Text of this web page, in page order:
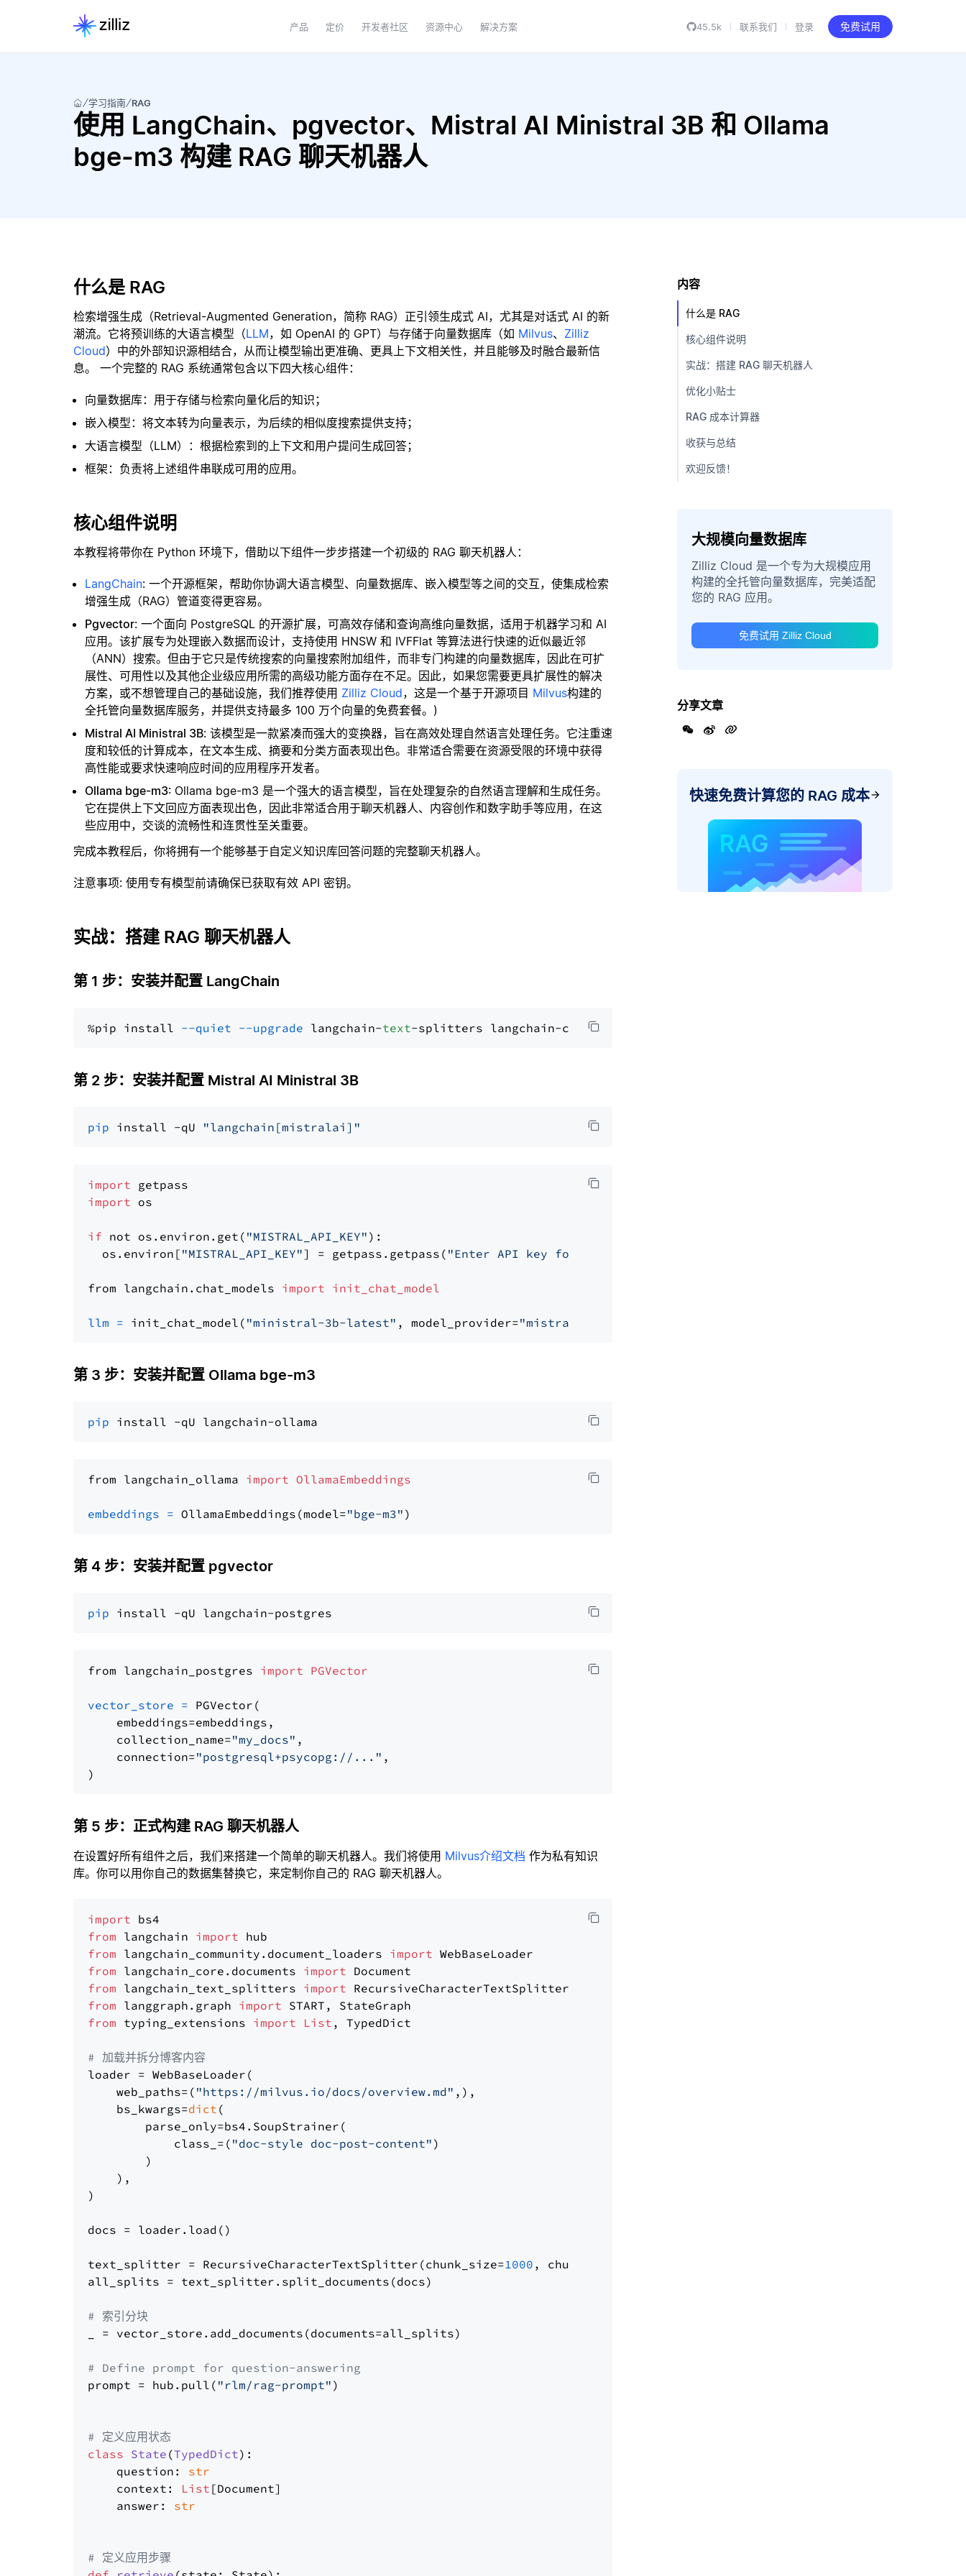
产品 定价 开发者社区 资源中心 解决方案 45.5k 联系我们 登录 免费试用
学习指南 RAG
使用 LangChain、pgvector、Mistral AI Ministral 3B 和 Ollama
bge-m3 构建 RAG 聊天机器人
什么是 RAG
检索增强生成（Retrieval-Augmented Generation，简称 RAG）正引领生成式 AI，尤其是对话式 AI 的新
潮流。它将预训练的大语言模型（LLM，如 OpenAI 的 GPT）与存储于向量数据库（如 Milvus、 Zilliz
Cloud）中的外部知识源相结合，从而让模型输出更准确、更具上下文相关性，并且能够及时融合最新信
息。 一个完整的 RAG 系统通常包含以下四大核心组件：
向量数据库：用于存储与检索向量化后的知识；
嵌入模型：将文本转为向量表示，为后续的相似度搜索提供支持；
大语言模型（LLM）：根据检索到的上下文和用户提问生成回答；
框架：负责将上述组件串联成可用的应用。
核心组件说明
本教程将带你在 Python 环境下，借助以下组件一步步搭建一个初级的 RAG 聊天机器人：
LangChain: 一个开源框架，帮助你协调大语言模型、向量数据库、嵌入模型等之间的交互，使集成检索
增强生成（RAG）管道变得更容易。
Pgvector: 一个面向 PostgreSQL 的开源扩展，可高效存储和查询高维向量数据，适用于机器学习和 AI
应用。该扩展专为处理嵌入数据而设计，支持使用 HNSW 和 IVFFlat 等算法进行快速的近似最近邻
（ANN）搜索。但由于它只是传统搜索的向量搜索附加组件，而非专门构建的向量数据库，因此在可扩
展性、可用性以及其他企业级应用所需的高级功能方面存在不足。因此，如果您需要更具扩展性的解决
方案，或不想管理自己的基础设施，我们推荐使用 Zilliz Cloud，这是一个基于开源项目 Milvus构建的
全托管向量数据库服务，并提供支持最多 100 万个向量的免费套餐。)
Mistral AI Ministral 3B: 该模型是一款紧凑而强大的变换器，旨在高效处理自然语言处理任务。它注重速
度和较低的计算成本，在文本生成、摘要和分类方面表现出色。非常适合需要在资源受限的环境中获得
高性能或要求快速响应时间的应用程序开发者。
Ollama bge-m3: Ollama bge-m3 是一个强大的语言模型，旨在处理复杂的自然语言理解和生成任务。
它在提供上下文回应方面表现出色，因此非常适合用于聊天机器人、内容创作和数字助手等应用，在这
些应用中，交谈的流畅性和连贯性至关重要。
完成本教程后，你将拥有一个能够基于自定义知识库回答问题的完整聊天机器人。
注意事项: 使用专有模型前请确保已获取有效 API 密钥。
实战：搭建 RAG 聊天机器人
第 1 步：安装并配置 LangChain
%pip install --quiet --upgrade langchain-text
第 2 步：安装并配置 Mistral AI Ministral 3B
pip install -qU "langchain[mistralai]"
import
import os
if not os.environ.get( "MISTRAL_API_KEY" ):
  os.environ[
"MISTRAL_API_KEY"] = getpass.getpass( "Enter API key for Mistral AI: "
from langchain.chat_models import init_chat_model
llm = init_chat_model( "ministral-3b-latest" , model_provider="mistralai"
第 3 步：安装并配置 Ollama bge-m3
pip
from langchain_ollama import OllamaEmbeddings
embeddings = OllamaEmbeddings(model="bge-m3"
第 4 步：安装并配置 pgvector
pip
from langchain_postgres import PGVector
vector_store = PGVector(
    embeddings=embeddings,
    collection_name=
"my_docs" ,
    connection=
"postgresql+psycopg://..." ,
第 5 步：正式构建 RAG 聊天机器人
在设置好所有组件之后，我们来搭建一个简单的聊天机器人。我们将使用 Milvus介绍文档 作为私有知识
库。你可以用你自己的数据集替换它，来定制你自己的 RAG 聊天机器人。
import
from langchain import
from langchain_community.document_loaders import
from langchain_core.documents import
from langchain_text_splitters import
from langgraph.graph import
from typing_extensions import List , TypedDict
# 加载并拆分博客内容
loader = WebBaseLoader(
    web_paths=(
"https://milvus.io/docs/overview.md" ,),
    bs_kwargs=
dict (
        parse_only=bs4.SoupStrainer(
            class_=(
"doc-style doc-post-content" )
        )
    ),
)
docs = loader.load()
text_splitter = RecursiveCharacterTextSplitter(chunk_size=1000 , chunk_overlap=
all_splits = text_splitter.split_documents(docs)
# 索引分块
_ = vector_store.add_documents(documents=all_splits)
# Define prompt for question-answering
prompt = hub.pull( "rlm/rag-prompt" )
# 定义应用状态
class State (TypedDict):
    question:
str
    context:
List [Document]
    answer:
str
# 定义应用步骤
内容
什么是 RAG
核心组件说明
实战：搭建 RAG 聊天机器人
优化小贴士
RAG 成本计算器
收获与总结
欢迎反馈！
大规模向量数据库
Zilliz Cloud 是一个专为大规模应用
构建的全托管向量数据库，完美适配
您的 RAG 应用。
免费试用 Zilliz Cloud
分享文章
快速免费计算您的 RAG 成本